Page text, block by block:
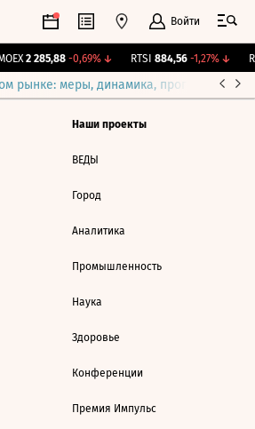
Войти
2 285,88 -0,69%↓ RTSI 884,56 -1,27%↓
рынке: меры, динамика, прогнозы
Наши проекты
ВЕДЫ
Город
Аналитика
Промышленность
Наука
Здоровье
Конференции
Премия Импульс